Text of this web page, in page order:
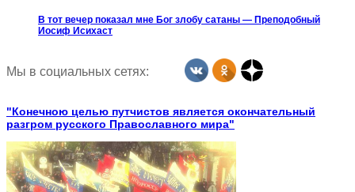
В тот вечер показал мне Бог злобу сатаны — Преподобный
Иосиф Исихаст
Мы в социальных сетях:
"Конечною целью путчистов является окончательный
разгром русского Православного мира"